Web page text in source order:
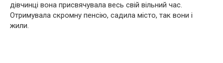
дівчинці вона присвячувала весь свій вільний час.
Отримувала скромну пенсію, садила місто, так вони і
жили.